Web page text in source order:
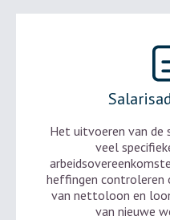
Het uitvoeren van de
veel
heffingen controleren
van nettoloon en
van nieuwe